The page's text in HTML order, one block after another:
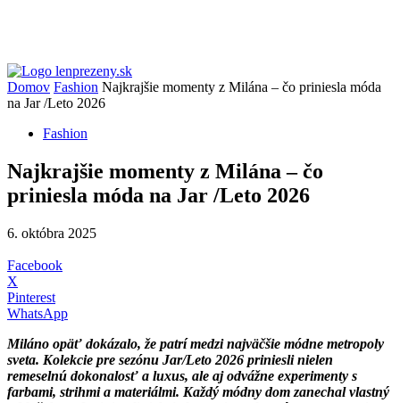
Domov Fashion Najkrajšie momenty z Milána – čo priniesla móda
na Jar /Leto 2026
Fashion
Najkrajšie momenty z Milána – čo
priniesla móda na Jar /Leto 2026
6. októbra 2025
Facebook
X
Pinterest
WhatsApp
Miláno opäť dokázalo, že patrí medzi najväčšie módne metropoly
sveta. Kolekcie pre sezónu Jar/Leto 2026 priniesli nielen
remeselnú dokonalosť a luxus, ale aj odvážne experimenty s
farbami, strihmi a materiálmi. Každý módny dom zanechal vlastný